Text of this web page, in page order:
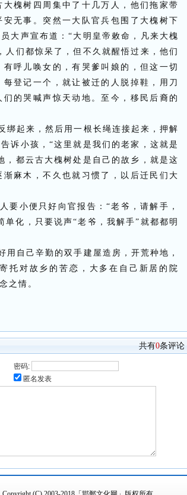
槐树四周集中了十几万人，他们拖家带
无事。突然一大队官兵包围了大槐树下
大声宣布道：“大明皇帝敕命，凡来大槐
们都惊呆了，但不久就醒悟过来，他们
呼儿唤女的，有哭爹叫娘的，但这一切
登记一个，就让被迁的人脱掉鞋，用刀
的哭喊声惊天动地。至今，移民后裔的
绑起来，然后用一根长绳连接起来，押解
诉小孩，“这里就是我们的老家，这就是
，都云古大槐树处是自己的故乡，就是这
麻木，不久也就习惯了，以后迁民们大
要小便只好向官报告：“老爷，请解手，
化，只要说声“老爷，我解手”就都都明
自己辛勤的双手建屋造房，开荒种地，
托对故乡的苦恋，大多在自己新居的院
之情。
共有0条评论
密码:
匿名发表